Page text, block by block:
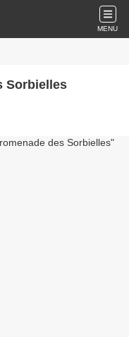
MENU
Sorbielles